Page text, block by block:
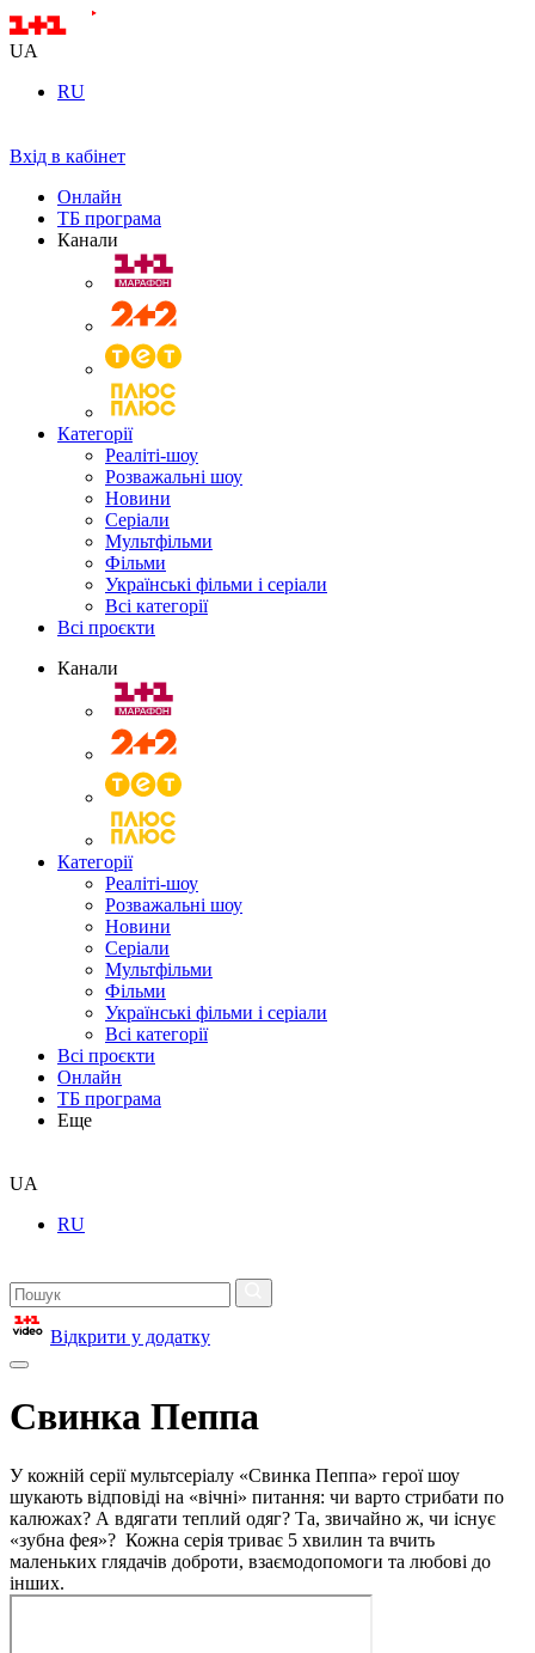
UA
RU
Вхід в кабінет
Онлайн
ТБ програма
Канали
Категорії
Реаліті-шоу
Розважальні шоу
Новини
Серіали
Мультфільми
Фільми
Українські фільми і серіали
Всі категорії
Всі проєкти
Канали
Категорії
Реаліті-шоу
Розважальні шоу
Новини
Серіали
Мультфільми
Фільми
Українські фільми і серіали
Всі категорії
Всі проєкти
Онлайн
ТБ програма
Еще
UA
RU
Відкрити у додатку
Свинка Пеппа
У кожній серії мультсеріалу «Свинка Пеппа» герої шоу
шукають відповіді на «вічні» питання: чи варто стрибати по
калюжах? А вдягати теплий одяг? Та, звичайно ж, чи існує
«зубна фея»? Кожна серія триває 5 хвилин та вчить
маленьких глядачів доброти, взаємодопомоги та любові до
інших.